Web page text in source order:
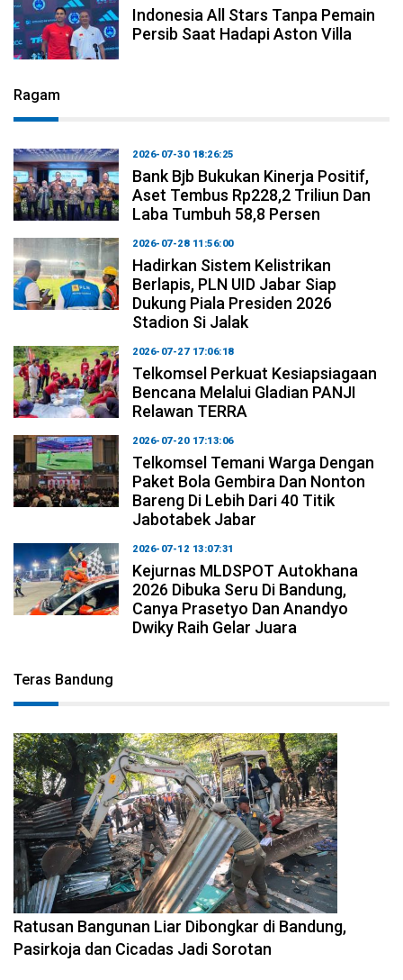
Indonesia All Stars Tanpa Pemain
Persib Saat Hadapi Aston Villa
Ragam
2026-07-30 18:26:25
Bank Bjb Bukukan Kinerja Positif,
Aset Tembus Rp228,2 Triliun Dan
Laba Tumbuh 58,8 Persen
2026-07-28 11:56:00
Hadirkan Sistem Kelistrikan
Berlapis, PLN UID Jabar Siap
Dukung Piala Presiden 2026
Stadion Si Jalak
2026-07-27 17:06:18
Telkomsel Perkuat Kesiapsiagaan
Bencana Melalui Gladian PANJI
Relawan TERRA
2026-07-20 17:13:06
Telkomsel Temani Warga Dengan
Paket Bola Gembira Dan Nonton
Bareng Di Lebih Dari 40 Titik
Jabotabek Jabar
2026-07-12 13:07:31
Kejurnas MLDSPOT Autokhana
2026 Dibuka Seru Di Bandung,
Canya Prasetyo Dan Anandyo
Dwiky Raih Gelar Juara
Teras Bandung
2026-08-06 17:34:08
Ratusan Bangunan Liar Dibongkar di Bandung,
Pasirkoja dan Cicadas Jadi Sorotan